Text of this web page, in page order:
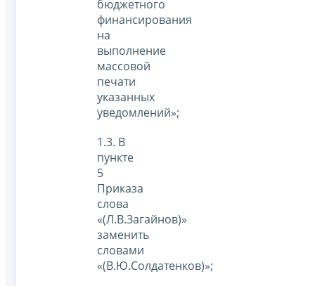
бюджетного
финансирования
на
выполнение
массовой
печати
указанных
уведомлений»;
1.3. В
пункте
5
Приказа
слова
«(Л.В.Загайнов)»
заменить
словами
«(В.Ю.Солдатенков)»;